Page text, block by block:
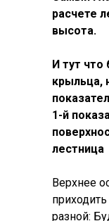
расчете
высота.
И тут что
крыльца,
1-й
лестница
Верхнее
разной: